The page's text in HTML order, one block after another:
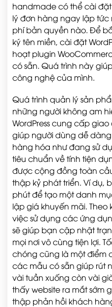
handmade có thể cài
lý đơn hàng ngay lập
phí bản quyền nào. Để
ký tên miền, cài đặt
hoạt plugin
có sẵn. Quá trình này
công nghệ của mình.
Quá trình quản lý sản
những người không am
WordPress cung cấp
giúp người dùng dễ
hàng hóa như đang sử
tiêu chuẩn về tính tiện
được cộng đồng toàn
thập kỷ phát triển. Ví dụ,
phút để tạo một danh
lập giá khuyến mãi. Theo
việc sử dụng các ứng
sẽ giúp bạn cập nhật
mọi nơi vô cùng tiện lợi.
chóng cũng là một điểm
các mẫu có sẵn giúp rút
vài tuần xuống còn vài
thấy website ra mắt sớm
thập phản hồi khách